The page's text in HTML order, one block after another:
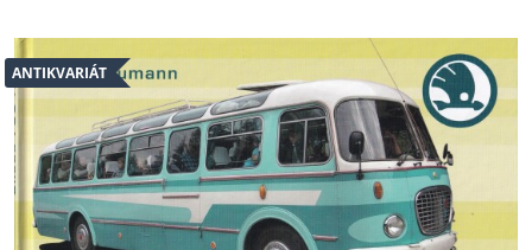
ANTIKVARIÁT